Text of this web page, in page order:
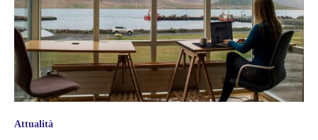
Attualità